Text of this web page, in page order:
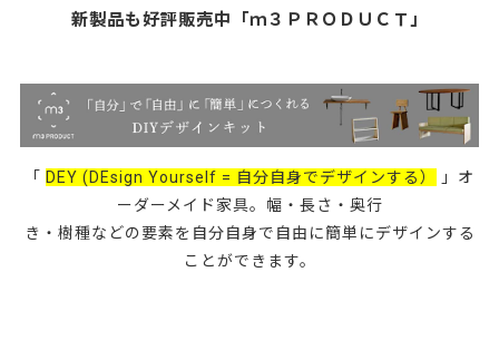
新製品も好評販売中「ｍ３ＰＲＯＤＵＣＴ」
「 DEY (DEsign Yourself = 自分自身でデザインする）
」オ
ーダーメイド家具。幅・長さ・奥行
き・樹種などの要素を自分自身で自由に簡単にデザインする
ことができます。